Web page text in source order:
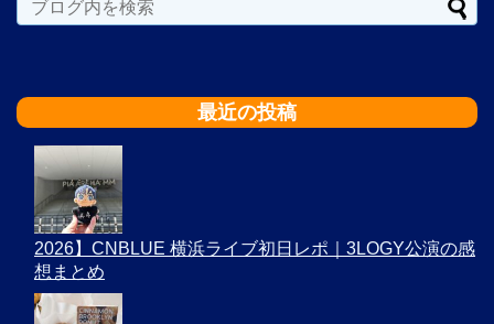
最近の投稿
2026】CNBLUE 横浜ライブ初日レポ｜3LOGY公演の感
想まとめ